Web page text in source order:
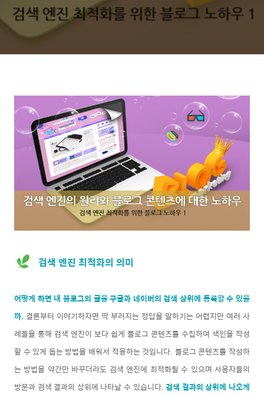
검색 엔진 최적화의 의미
어떻게 하면 내 블로그의 글을 구글과 네이버의 검색 상위에 등록할 수 있을
까. 결론부터 이야기하자면 딱 부러지는 정답을 말하기는 어렵지만 여러 사
례들을 통해 검색 엔진이 보다 쉽게 블로그 콘텐츠를 수집하여 색인을 작성
할 수 있게 돕는 방법을 배워서 적용하는 것입니다. 블로그 콘텐츠를 작성하
는 방법을 약간만 바꾸더라도 검색 엔진에 최적화될 수 있으며 사용자들의
방문과 검색 결과의 상위에 나타날 수 있습니다.검색 결과의 상위에 나오게